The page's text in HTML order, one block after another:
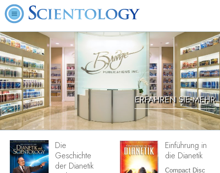
ERFAHREN SIE MEHR
Die
Geschichte
der Dianetik
Einführung in
die Dianetik
Compact Disc